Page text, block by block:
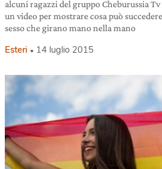
alcuni ragazzi del gruppo Cheburussia
un video per mostrare cosa può
sesso che girano mano nella mano
Esteri 14 luglio 2015